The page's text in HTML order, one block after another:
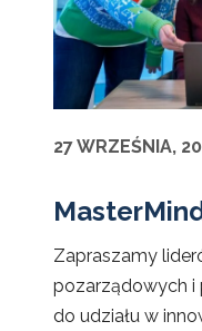
27 WRZEŚNIA,
Zapraszamy
pozarządowych i
do udziału w